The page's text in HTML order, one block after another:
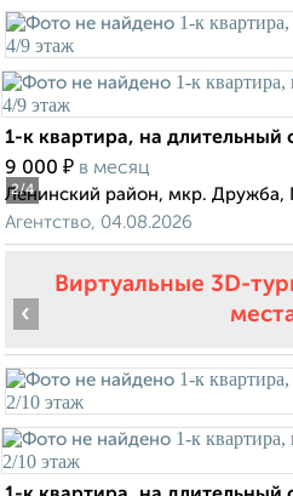
2/4
1-к квартира, на длительный
9 000 ₽ в месяц
Ленинский район, мкр. Дружба,
Агентство, 04.08.2026
Виртуальные 3D-
‹